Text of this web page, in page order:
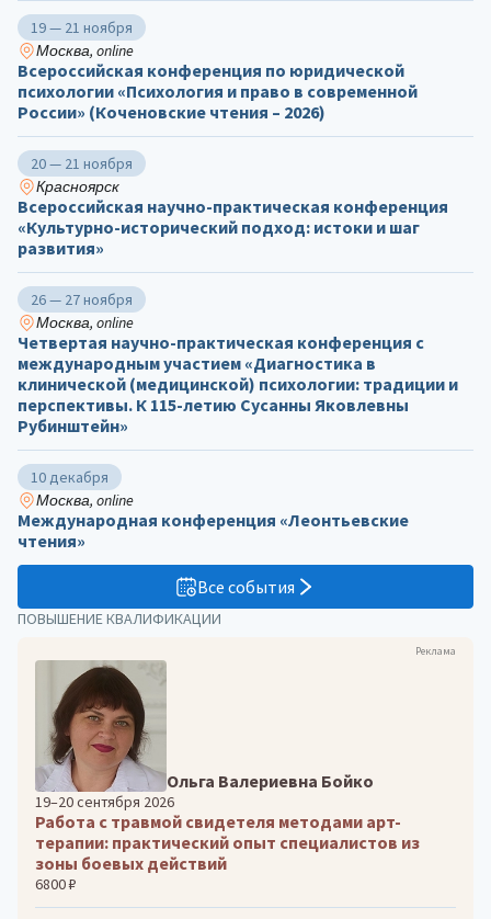
ПОВЫШЕНИЕ КВАЛИФИКАЦИИ
Реклама
Ольга Валериевна Бойко
19–20 сентября 2026
Работа с травмой свидетеля методами арт-
терапии: практический опыт специалистов из
зоны боевых действий
6800 ₽
19 — 21 ноября
Москва, online
Всероссийская конференция по юридической
психологии «Психология и право в современной
России» (Коченовские чтения – 2026)
20 — 21 ноября
Красноярск
Всероссийская научно-практическая конференция
«Культурно-исторический подход: истоки и шаг
развития»
26 — 27 ноября
Москва, online
Четвертая научно-практическая конференция с
международным участием «Диагностика в
клинической (медицинской) психологии: традиции и
перспективы. К 115-летию Сусанны Яковлевны
Рубинштейн»
10 декабря
Москва, online
Международная конференция «Леонтьевские
чтения»
Все события